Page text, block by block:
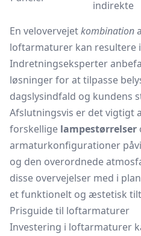
indirekte
En velovervejetkombination
loftarmaturer kan resultere
Indretningseksperter
løsninger for at tilpasse
dagslysindfald og kundens
Afslutningsvis er det vigtigt
forskellige lampestørrelser
armaturkonfigurationer
og den overordnede
disse overvejelser med i
et funktionelt og æstetisk
Prisguide til loftarmaturer
Investering i loftarmaturer